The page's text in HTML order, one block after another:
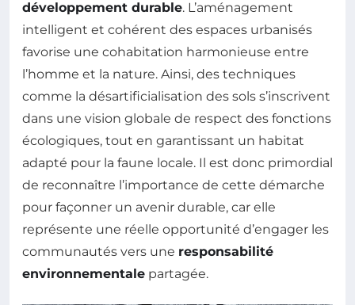
développement durable. L’aménagement
intelligent et cohérent des espaces urbanisés
favorise une cohabitation harmonieuse entre
l’homme et la nature. Ainsi, des techniques
comme la désartificialisation des sols s’inscrivent
dans une vision globale de respect des fonctions
écologiques, tout en garantissant un habitat
adapté pour la faune locale. Il est donc primordial
de reconnaître l’importance de cette démarche
pour façonner un avenir durable, car elle
représente une réelle opportunité d’engager les
communautés vers une responsabilité
environnementale partagée.